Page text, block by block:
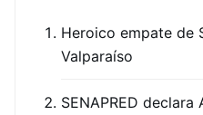
Heroico empate de
Valparaíso
SENAPRED declara